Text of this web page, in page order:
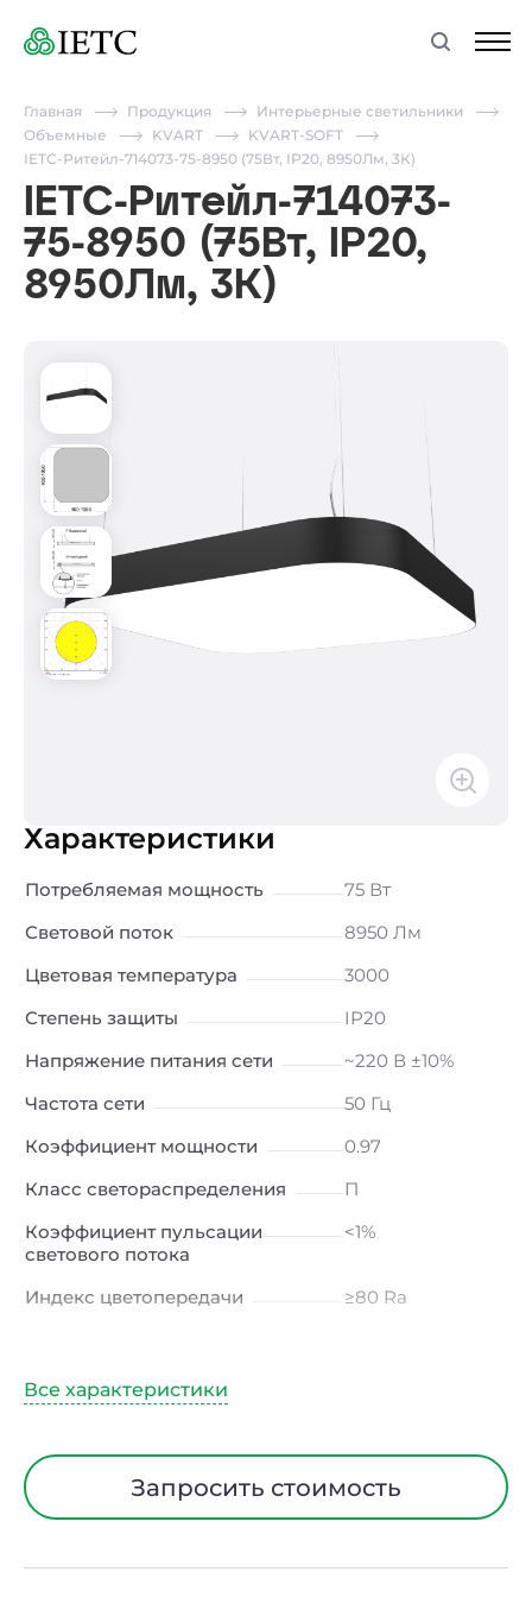
Главная Продукция
Интерьерные светильники
Объемные
KVART
KVART-SOFT
IETC-Ритейл-714073-75-8950 (75Вт, IP20, 8950Лм, 3К)
IETC-Ритейл-714073-
75-8950 (75Вт, IP20,
8950Лм, 3К)
Характеристики
Потребляемая мощность
75 Вт
Световой поток
8950 Лм
Цветовая температура
3000
Степень защиты
IP20
Напряжение питания сети
~220 В ±10%
Частота сети
50 Гц
Коэффициент мощности
0.97
Класс светораспределения
П
Коэффициент пульсации
светового потока
<1%
Индекс цветопередачи
≥80 Ra
Угол рассеивания
Диапазон рабочих
температурЗапросить стоимость